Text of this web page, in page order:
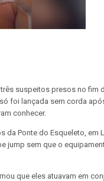
suspeitos presos no fim
foi lançada sem corda
conhecer.
da Ponte do Esqueleto, em
jump sem que o
que eles atuavam em